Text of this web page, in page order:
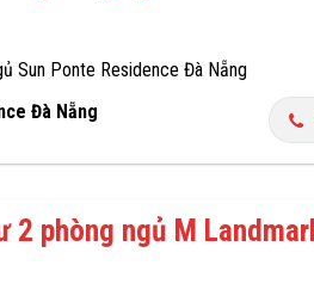
Sun Ponte Residence Đà Nẵng
Đà Nẵng
2 phòng ngủ M